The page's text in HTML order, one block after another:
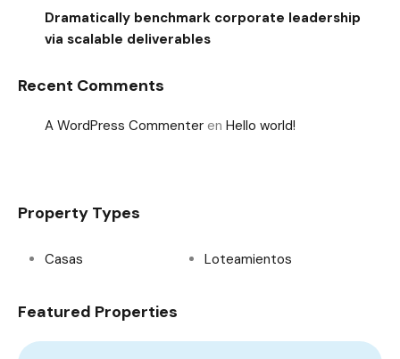
Dramatically benchmark corporate leadership
via scalable deliverables
Recent Comments
A WordPress Commenter en Hello world!
Property Types
Casas Loteamientos
Featured Properties